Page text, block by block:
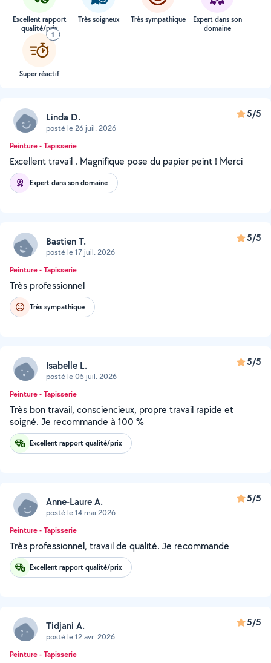
Excellent rapport
qualité/prix
Très soigneux Très sympathique
Expert dans son
domaine
1
Super réactif
Linda D.
posté le 26 juil. 2026
5/5
Peinture - Tapisserie
Excellent travail . Magnifique pose du papier peint ! Merci
Expert dans son domaine
Bastien T.
posté le 17 juil. 2026
5/5
Peinture - Tapisserie
Très professionnel
Très sympathique
Isabelle L.
posté le 05 juil. 2026
5/5
Peinture - Tapisserie
Très bon travail, consciencieux, propre travail rapide et
soigné. Je recommande à 100 %
Excellent rapport qualité/prix
Anne-Laure A.
posté le 14 mai 2026
5/5
Peinture - Tapisserie
Très professionnel, travail de qualité. Je recommande
Excellent rapport qualité/prix
Tidjani A.
posté le 12 avr. 2026
5/5
Peinture - Tapisserie